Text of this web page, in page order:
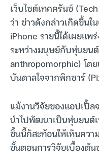
เว็บไซต์เทคครันช์
ว่า ข่าวดังกล่าวเกิดขึ้น
iPhone รายนี้ได้เผยแ
ระหว่างมนุษย์กับหุ่นยน
anthropomorphic) โดย
บันดาลใจจากพิกซาร์
แม้งานวิจัยของแอปเปิ้
นำไปพัฒนาเป็นหุ่นยนต์
ชิ้นนี้ก็สะท้อนให้เห็นคว
ขั้นตอนการวิจัยเบื้องต้